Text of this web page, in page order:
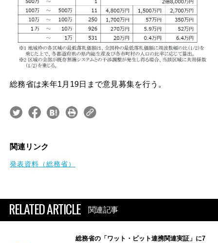
総務省は来年1月19日まで意見募集を行う。
関連リンク
発表資料（総務省）
RELATED ARTICLE 関連記事
総務省の「ワット・ビット連携関連実証」に7